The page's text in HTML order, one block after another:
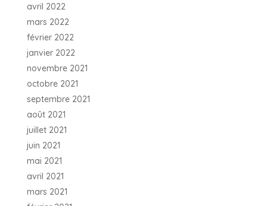
avril 2022
mars 2022
février 2022
janvier 2022
novembre 2021
octobre 2021
septembre 2021
août 2021
juillet 2021
juin 2021
mai 2021
avril 2021
mars 2021